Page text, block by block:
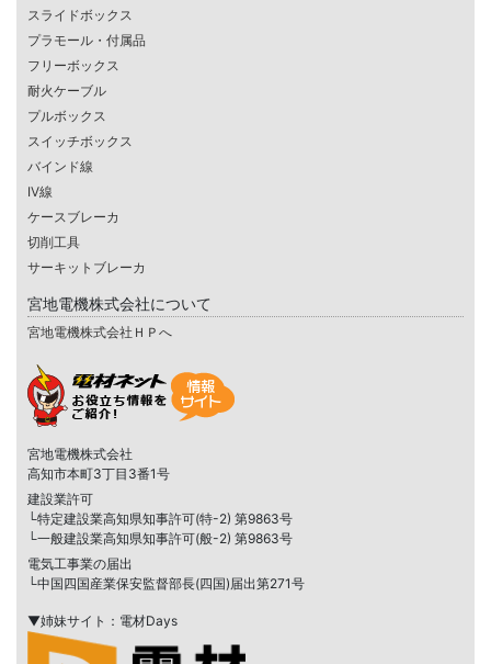
スライドボックス
プラモール・付属品
フリーボックス
耐火ケーブル
プルボックス
スイッチボックス
バインド線
IV線
ケースブレーカ
切削工具
サーキットブレーカ
宮地電機株式会社について
宮地電機株式会社ＨＰへ
宮地電機株式会社
高知市本町3丁目3番1号
建設業許可
└特定建設業高知県知事許可(特-2) 第9863号
└一般建設業高知県知事許可(般-2) 第9863号
電気工事業の届出
└中国四国産業保安監督部長(四国)届出第271号
▼姉妹サイト：電材Days